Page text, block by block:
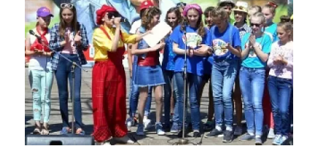
О регионе
Коллекция впечатлений
Другие рубрики